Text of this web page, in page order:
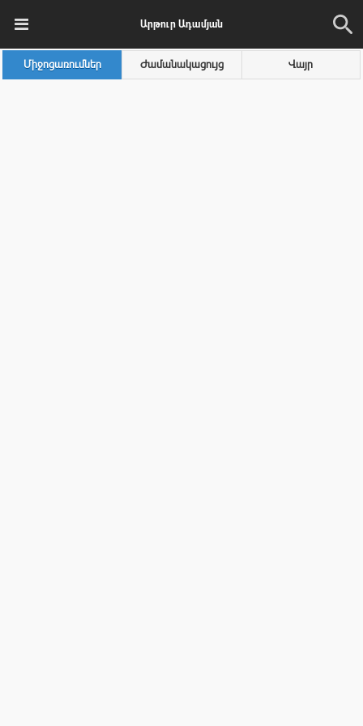
Արթուր Ադամյան
Միջոցառումներ Ժամանակացույց Վայր